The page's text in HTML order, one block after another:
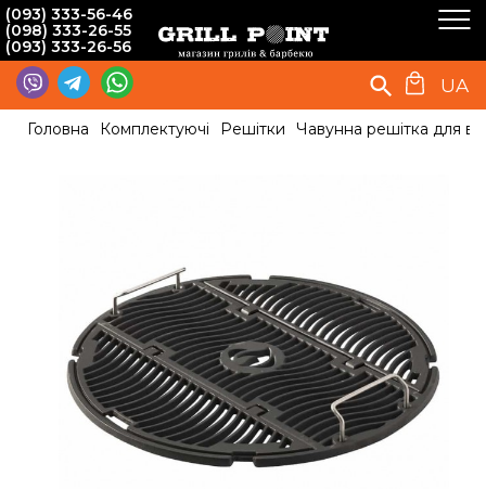
(093) 333-56-46
(098) 333-26-55
(093) 333-26-56
UA
Головна Комплектуючі Решітки Чавунна решітка для